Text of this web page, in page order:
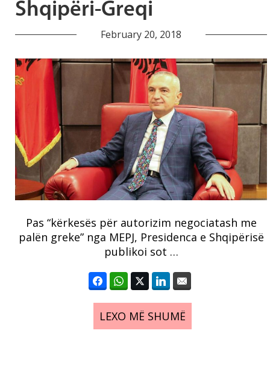
Shqipëri-Greqi
February 20, 2018
Pas “kërkesës për autorizim negociatash me
palën greke” nga MEPJ, Presidenca e Shqipërisë
publikoi sot …
LEXO MË SHUMË